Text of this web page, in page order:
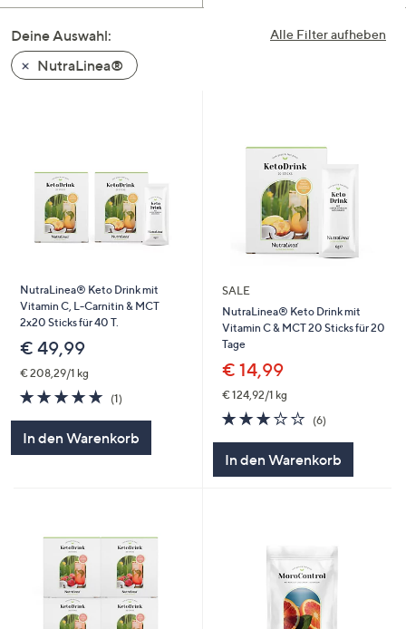
Alle Filter aufheben
Deine Auswahl:
NutraLinea®
NutraLinea® Keto Drink mit
Vitamin C, L-Carnitin & MCT
2x20 Sticks für 40 T.
€ 49,99
€ 208,29/1 kg
5.0
von
(1)
In den Warenkorb
SALE
NutraLinea® Keto Drink mit
Vitamin C & MCT 20 Sticks für 20
Tage
€ 14,99
€ 124,92/1 kg
3.0
von
(6)
In den Warenkorb